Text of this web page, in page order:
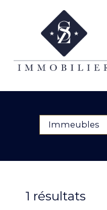
Immeubles
1 résultats